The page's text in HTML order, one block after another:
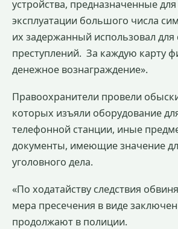
устройства, предназначенные
эксплуатации большого числа
их задержанный использовал
преступлений. За каждую карту
денежное вознаграждение».
Правоохранители провели
которых изъяли оборудование
телефонной станции, иные
документы, имеющие значение
уголовного дела.
«По ходатайству следствия
мера пресечения в виде
продолжают в полиции.